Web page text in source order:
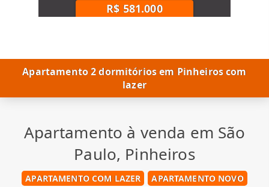
R$ 581.000
Apartamento 2 dormitórios em Pinheiros com
lazer
Apartamento à venda em São
Paulo, Pinheiros
APARTAMENTO COM LAZER
APARTAMENTO NOVO